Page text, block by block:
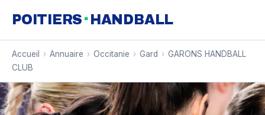
POITIERS · HANDBALL
Accueil › Annuaire › Occitanie › Gard › GARONS HANDBALL
CLUB